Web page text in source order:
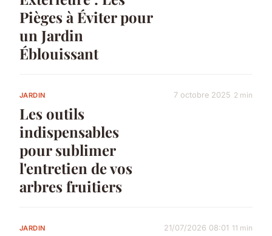
Pièges à Éviter pour
un Jardin
Éblouissant
JARDIN
Les outils
indispensables
pour sublimer
l'entretien de vos
arbres fruitiers
7 octobre 2025 2 min
JARDIN 21/07/2026 08:01 11 min